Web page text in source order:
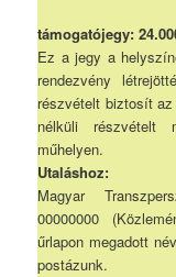
támogatójegy:
Ez a jegy a
rendezvény
részvételt biztosít
nélküli részvételt
műhelyen.
Utaláshoz:
Magyar
00000000
űrlapon megadott
postázunk.